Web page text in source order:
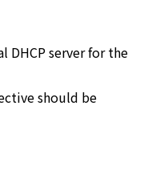
DHCP server for the
should be